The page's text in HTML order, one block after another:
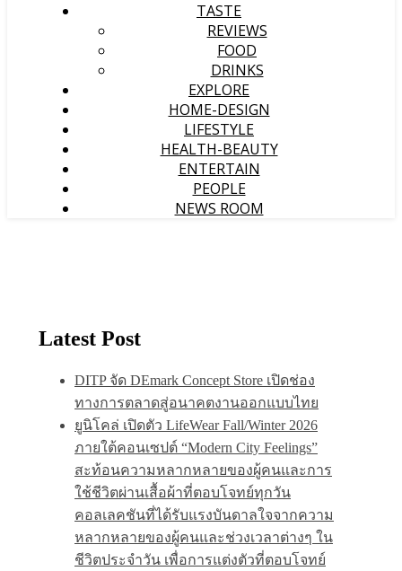
TASTE
REVIEWS
FOOD
DRINKS
EXPLORE
HOME-DESIGN
LIFESTYLE
HEALTH-BEAUTY
ENTERTAIN
PEOPLE
NEWS ROOM
Latest Post
DITP จัด DEmark Concept Store เปิดช่อง
ทางการตลาดสู่อนาคตงานออกแบบไทย
ยูนิโคล่ เปิดตัว LifeWear Fall/Winter 2026
ภายใต้คอนเซปต์ “Modern City Feelings”
สะท้อนความหลากหลายของผู้คนและการ
ใช้ชีวิตผ่านเสื้อผ้าที่ตอบโจทย์ทุกวัน
คอลเลคชันที่ได้รับแรงบันดาลใจจากความ
หลากหลายของผู้คนและช่วงเวลาต่างๆ ใน
ชีวิตประจำวัน เพื่อการแต่งตัวที่ตอบโจทย์